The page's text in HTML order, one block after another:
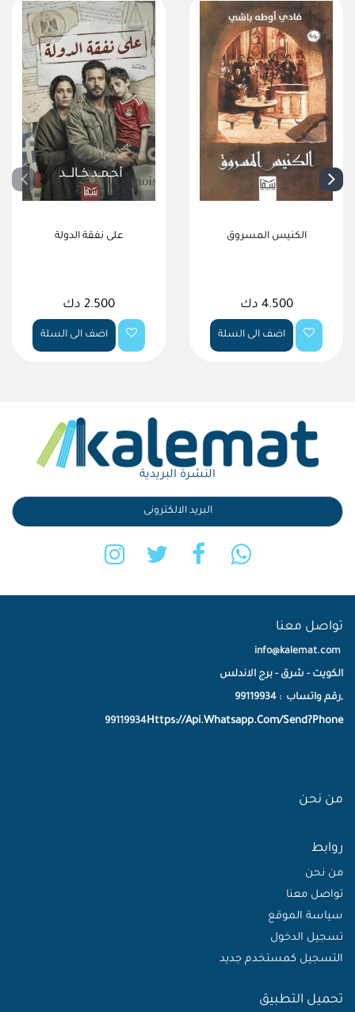
على نفقة الدولة
2.500 دك
اضف الى السلة
الكنيس المسروق
4.500 دك
اضف الى السلة
النشرة البريدية
تواصل معنا
info@kalemat.com
الكويت - شرق - برج الاندلس
,رقم واتساب : 99119934
Https://Api.Whatsapp.Com/Send?Phone
99119934
من نحن
روابط
من نحن
تواصل معنا
سياسة الموقع
تسجيل الدخول
التسجيل كمستخدم جديد
تحميل التطبيق